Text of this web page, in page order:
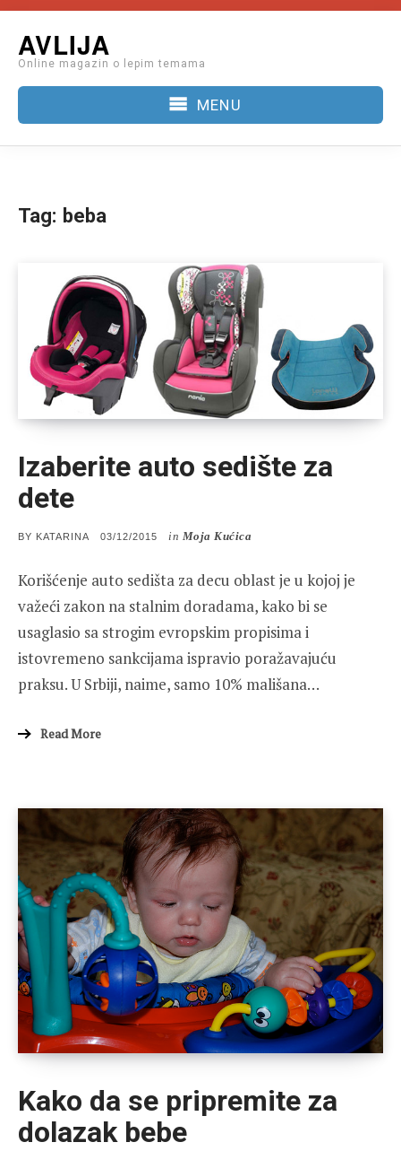
content
AVLIJA
Online magazin o lepim temama
MENU
Tag: beba
Izaberite auto sedište za
dete
BY KATARINA
POSTED
03/12/2015 in Moja Kućica
Korišćenje auto sedišta za decu oblast je u kojoj je
važeći zakon na stalnim doradama, kako bi se
usaglasio sa strogim evropskim propisima i
istovremeno sankcijama ispravio poražavajuću
praksu. U Srbiji, naime, samo 10% mališana…
Read More
Kako da se pripremite za
dolazak bebe